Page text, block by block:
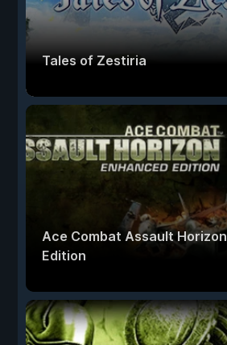
Tales of Zestiria
Ace Combat Assault
Edition